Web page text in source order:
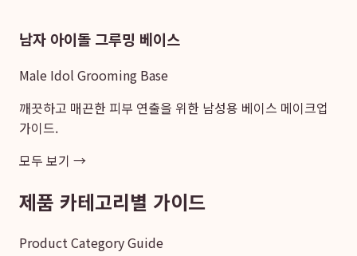
남자 아이돌 그루밍 베이스
Male Idol Grooming Base
깨끗하고 매끈한 피부 연출을 위한 남성용 베이스 메이크업
가이드.
모두 보기 →
제품 카테고리별 가이드
Product Category Guide